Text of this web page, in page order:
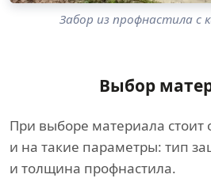
Забор из профнастила с
Выбор
При выборе материала стоит
и на такие параметры: тип
и толщина профнастила.